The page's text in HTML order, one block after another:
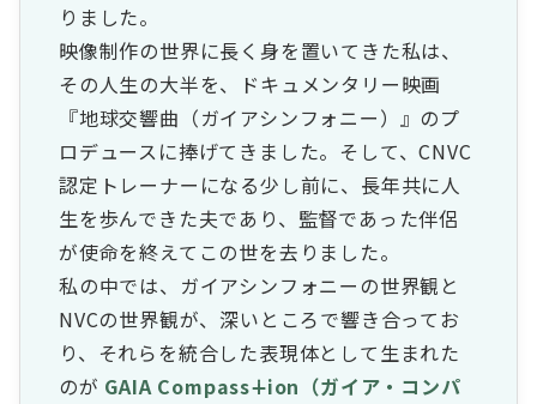
りました。
映像制作の世界に長く身を置いてきた私は、
その人生の大半を、ドキュメンタリー映画
『地球交響曲（ガイアシンフォニー）』のプ
ロデュースに捧げてきました。そして、CNVC
認定トレーナーになる少し前に、長年共に人
生を歩んできた夫であり、監督であった伴侶
が使命を終えてこの世を去りました。
私の中では、ガイアシンフォニーの世界観と
NVCの世界観が、深いところで響き合ってお
り、それらを統合した表現体として生まれた
のが GAIA Compass∔ion（ガイア・コンパ